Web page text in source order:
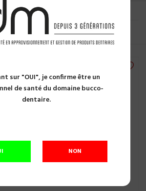
sur "OUI", je confirme être un
de santé du domaine bucco-
dentaire.
NON